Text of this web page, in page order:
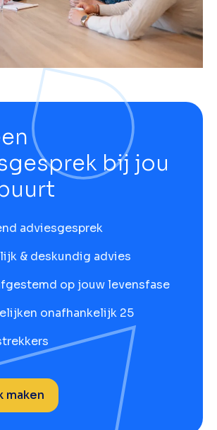
bij jou
adviesgesprek
& deskundig advies
op jouw levensfase
onafhankelijk 25
maken